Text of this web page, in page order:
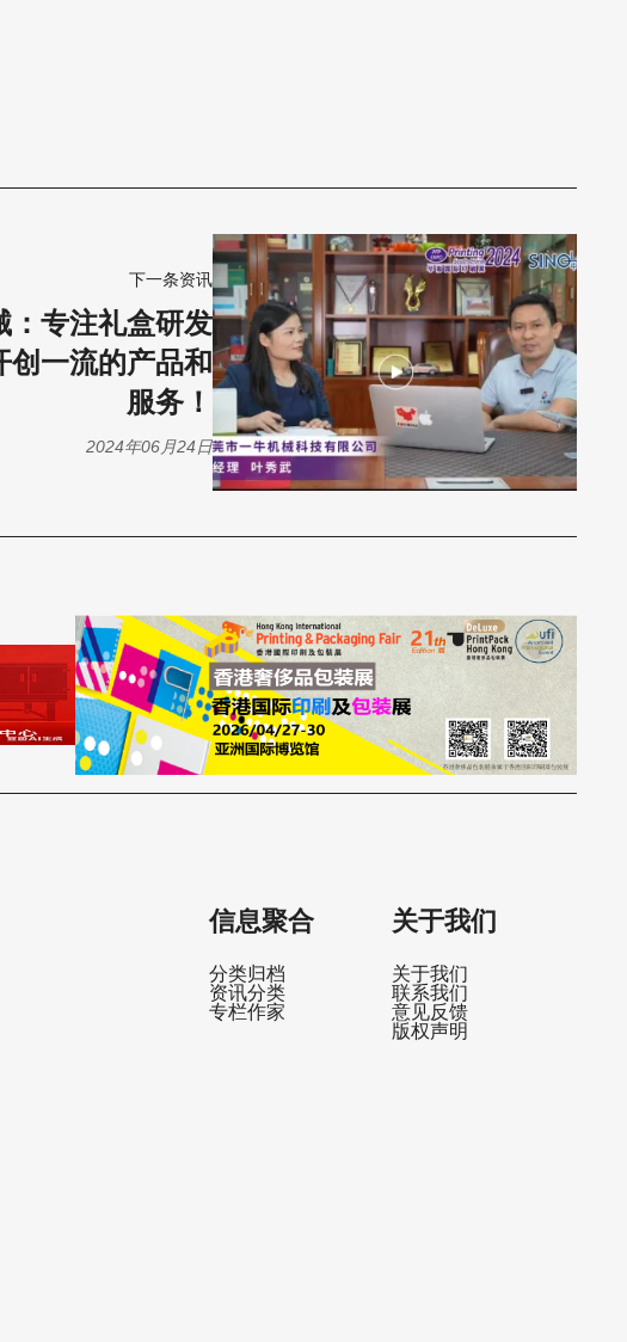
下一条资讯
：专注礼盒研发
创一流的产品和
服务！
2024年06月24日
信息聚合
分类归档
资讯分类
专栏作家
关于我们
关于我们
联系我们
意见反馈
版权声明